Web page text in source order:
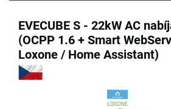
EVECUBE S - 22kW AC
(OCPP 1.6 + Smart
Loxone / Home Assistant)